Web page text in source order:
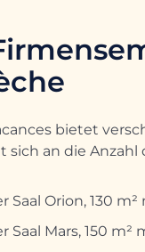
bietet
sich an die
Saal Orion, 130
Saal Mars, 150